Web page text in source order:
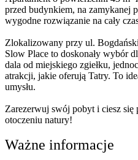
przed budynkiem, na zamykanej
wygodne rozwiązanie na cały
Zlokalizowany przy ul.
Slow Place to doskonały wybór
dala od miejskiego zgiełku,
atrakcji, jakie oferują Tatry. To
umysłu.
Zarezerwuj swój pobyt i ciesz
otoczeniu natury!
Ważne informacje